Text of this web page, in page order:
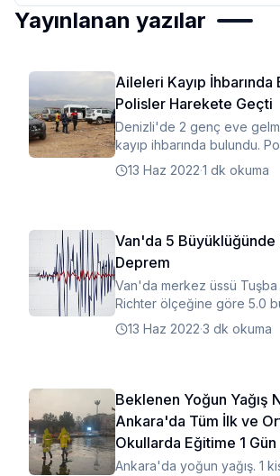
Yayınlanan yazılar
Aileleri Kayıp İhbarında
Polisler Harekete Geçti
Denizli'de 2 genç eve
kayıp ihbarında bulundu.
son görüştüğü bir kişiyi
13 Haz 2022·1 dk okuma
Van'da 5 Büyüklüğünde
Deprem
Van'da merkez üssü
Richter ölçeğine göre 5.0
deprem meydana geldi.
13 Haz 2022·3 dk okuma
Beklenen Yoğun Yağış
Ankara'da Tüm İlk ve
Okullarda Eğitime 1
Ankara'da yoğun yağış. 1